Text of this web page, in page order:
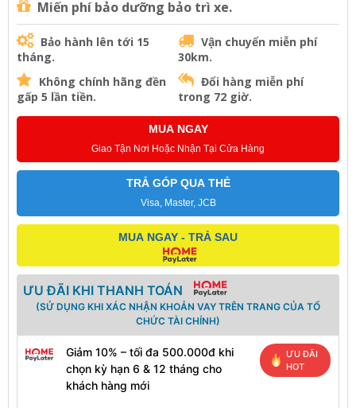
Miến phí bảo dưỡng bảo trì xe.
Bảo hành lên tới 15
tháng.
Vận chuyển miễn phí
30km.
Không chính hãng đền
gấp 5 lần tiền.
Đổi hàng miễn phí
trong 72 giờ.
MUA NGAY
Giao Tận Nơi Hoặc Nhận Tại Cửa Hàng
TRẢ GÓP QUA THẺ
Visa, Master, JCB
MUA NGAY - TRẢ SAU
ƯU ĐÃI KHI THANH TOÁN
(SỬ DỤNG KHI XÁC NHẬN KHOẢN VAY TRÊN TRANG CỦA TỔ
CHỨC TÀI CHÍNH)
Giảm 10% – tối đa 500.000đ khi
chọn kỳ hạn 6 & 12 tháng cho
khách hàng mới
ƯU ĐÃI
HOT